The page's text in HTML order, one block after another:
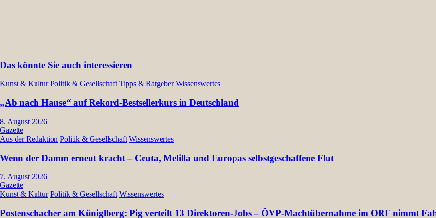
Das könnte Sie auch interessieren
Kunst & Kultur Politik & Gesellschaft Tipps & Ratgeber Wissenswertes
„Ab nach Hause“ auf Rekord-Bestsellerkurs in Deutschland
8. August 2026
Gazette
Aus der Redaktion Politik & Gesellschaft Wissenswertes
Wenn der Damm erneut kracht – Ceuta, Melilla und Europas selbstgeschaffene Flut
7. August 2026
Gazette
Kunst & Kultur Politik & Gesellschaft Wissenswertes
Postenschacher am Küniglberg: Pig verteilt 13 Direktoren-Jobs – ÖVP-Machtübernahme im ORF nimmt